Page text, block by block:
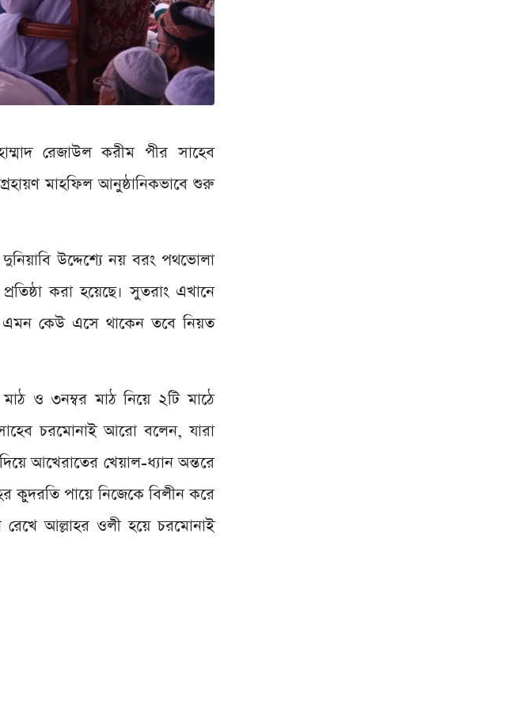
রেজাউল করীম পীর সাহেব
মাহফিল আনুষ্ঠানিকভাবে শুরু
উদ্দেশ্যে নয় বরং পথভোলা
করা হয়েছে। সুতরাং এখানে
এমন কেউ এসে থাকেন তবে নিয়ত
ও ৩নম্বর মাঠ নিয়ে ২টি মাঠে
চরমোনাই আরো বলেন, যারা
আখেরাতের খেয়াল-ধ্যান অন্তরে
কুদরতি পায়ে নিজেকে বিলীন করে
রেখে আল্লাহর ওলী হয়ে চরমোনাই